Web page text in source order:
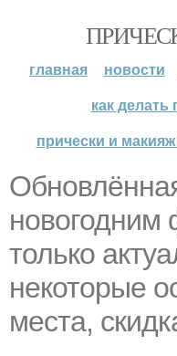
главная новости
как
прически и
новогодним
только
некоторые
места,